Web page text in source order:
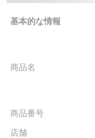
基本的な情報
商品名
商品番号
店舗